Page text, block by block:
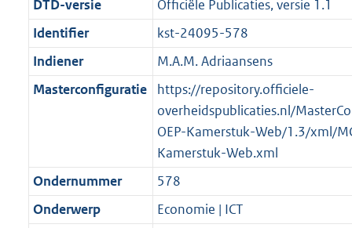
DTD-versie
Officiële Publicaties, versie 1.1
Identifier
kst-24095-578
Indiener
M.A.M. Adriaansens
Masterconfiguratie
https://repository.officiele-
overheidspublicaties.nl/
OEP-Kamerstuk-Web/1.3/xml/
Kamerstuk-Web.xml
Ondernummer
578
Onderwerp
Economie | ICT